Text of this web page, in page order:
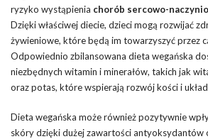
ryzyko wystąpienia chorób sercowo-
Dzięki właściwej diecie, dzieci mogą rozwijać
żywieniowe, które będą im towarzyszyć przez
Odpowiednio zbilansowana dieta wegańska
niezbędnych witamin i minerałów, takich jak
oraz potas, które wspierają rozwój kości i
Dieta wegańska może również pozytywnie
skóry dzięki dużej zawartości antyoksydantów